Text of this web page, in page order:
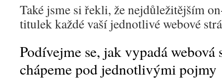
Také jsme si řekli, že nejdůležitějším
titulek každé vaší jednotlivé webové
Podívejme se, jak vypadá webová
chápeme pod jednotlivými pojmy